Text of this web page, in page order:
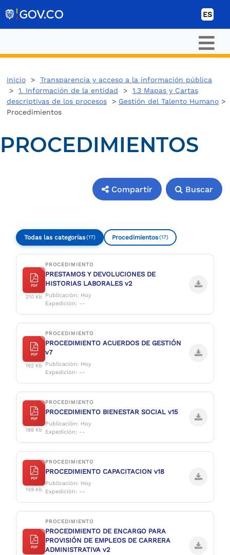
ES
Inicio> Transparencia y acceso a la información pública
> 1. Información de la entidad > 1.3 Mapas y Cartas
descriptivas de los procesos> Gestión del Talento Humano>
Procedimientos
PROCEDIMIENTOS
Compartir Buscar
Todas las categorías(17) Procedimientos(17)
PDF
210 Kb
PROCEDIMIENTO
PRESTAMOS Y DEVOLUCIONES DE
HISTORIAS LABORALES v2
Publicación: Hoy
Expedición: --
PDF
182 Kb
PROCEDIMIENTO
PROCEDIMIENTO ACUERDOS DE GESTIÓN
v7
Publicación: Hoy
Expedición: --
PDF
188 Kb
PROCEDIMIENTO
PROCEDIMIENTO BIENESTAR SOCIAL v15
Publicación: Hoy
Expedición: --
PDF
149 Kb
PROCEDIMIENTO
PROCEDIMIENTO CAPACITACION v18
Publicación: Hoy
Expedición: --
PDF
PROCEDIMIENTO
PROCEDIMIENTO DE ENCARGO PARA
PROVISIÓN DE EMPLEOS DE CARRERA
ADMINISTRATIVA v2